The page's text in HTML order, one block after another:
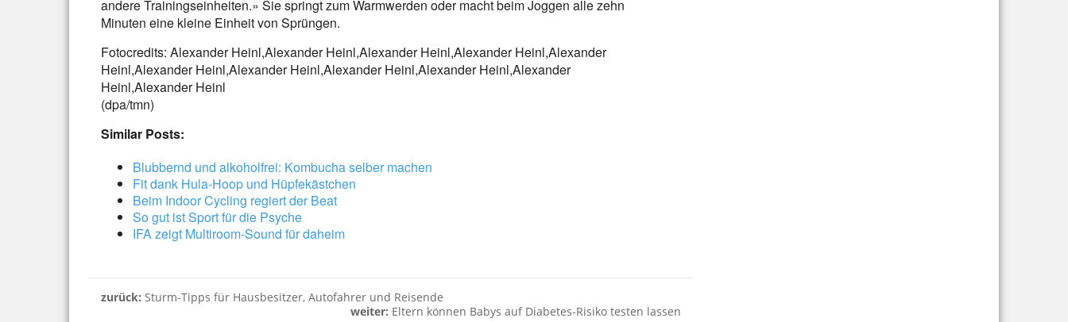
andere Trainingseinheiten.» Sie springt zum Warmwerden oder macht beim Joggen alle zehn
Minuten eine kleine Einheit von Sprüngen.
Fotocredits: Alexander Heinl,Alexander Heinl,Alexander Heinl,Alexander Heinl,Alexander
Heinl,Alexander Heinl,Alexander Heinl,Alexander Heinl,Alexander Heinl,Alexander
Heinl,Alexander Heinl
(dpa/tmn)
Similar Posts:
Blubbernd und alkoholfrei: Kombucha selber machen
Fit dank Hula-Hoop und Hüpfekästchen
Beim Indoor Cycling regiert der Beat
So gut ist Sport für die Psyche
IFA zeigt Multiroom-Sound für daheim
zurück: Sturm-Tipps für Hausbesitzer, Autofahrer und Reisende
weiter: Eltern können Babys auf Diabetes-Risiko testen lassen